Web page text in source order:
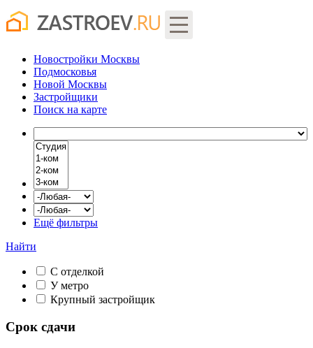
Новостройки Москвы
Подмосковья
Новой Москвы
Застройщики
Поиск на карте
Ещё фильтры
Найти
С отделкой
У метро
Крупный застройщик
Срок сдачи